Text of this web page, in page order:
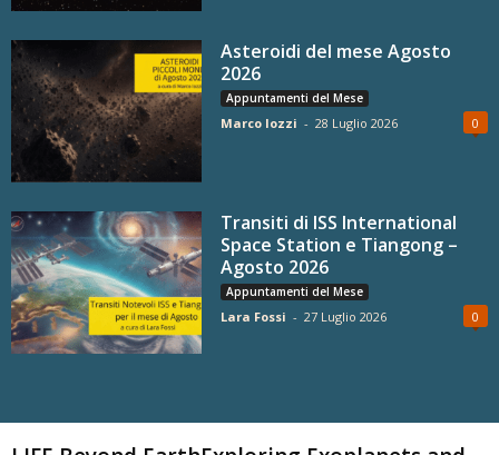
Asteroidi del mese Agosto
2026
Appuntamenti del Mese
Marco Iozzi - 28 Luglio 2026 0
Transiti di ISS International
Space Station e Tiangong –
Agosto 2026
Appuntamenti del Mese
Lara Fossi - 27 Luglio 2026 0